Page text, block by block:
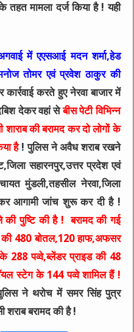
तहत मामला दर्ज किया है ! यही
में एएसआई मदन शर्मा,हेड
तोमर एवं प्रवेश ठाकुर की
करते हुए नेरवा बाजार में
देकर वहां सेबीस पेटी विभिन्न
की बरामद कर दो लोगों के
है! पुलिस ने अवैध शराब रखने
सहारनपुर,उत्तर प्रदेश एवं
मुंडली,तहसील नेरवा,जिला
आगामी जांच शुरू कर दी है !
की पुष्टि की है ! बरामद की गई
की 480 बोतल,120 हाफ,अफसर
पव्वे,ब्लेंडर प्राइड की 48
स्टेग के 144 पव्वे शामिल हैं !
ने थरोच में समर सिंह पुत्र
बरामद की है !